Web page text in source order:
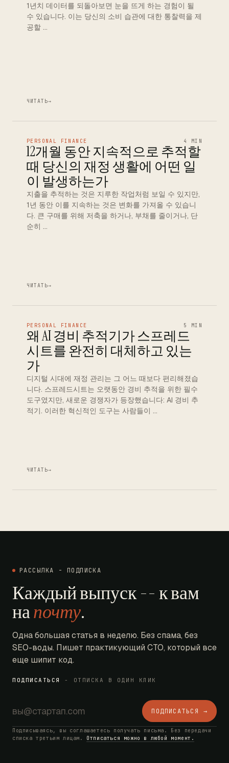
1년치 데이터를 되돌아보면 눈을 뜨게 하는 경험이 될
수 있습니다. 이는 당신의 소비 습관에 대한 통찰력을 제
공할 …
ЧИТАТЬ→
PERSONAL FINANCE 4 MIN
12개월 동안 지속적으로 추적할
때 당신의 재정 생활에 어떤 일
이 발생하는가
지출을 추적하는 것은 지루한 작업처럼 보일 수 있지만,
1년 동안 이를 지속하는 것은 변화를 가져올 수 있습니
다. 큰 구매를 위해 저축을 하거나, 부채를 줄이거나, 단
순히 …
ЧИТАТЬ→
PERSONAL FINANCE 5 MIN
왜 AI 경비 추적기가 스프레드
시트를 완전히 대체하고 있는
가
디지털 시대에 재정 관리는 그 어느 때보다 편리해졌습
니다. 스프레드시트는 오랫동안 경비 추적을 위한 필수
도구였지만, 새로운 경쟁자가 등장했습니다: AI 경비 추
적기. 이러한 혁신적인 도구는 사람들이 …
ЧИТАТЬ→
РАССЫЛКА - ПОДПИСКА
Каждый выпуск -- к вам
напочту.
Одна большая статья в неделю. Без спама, без
SEO-воды. Пишет практикующий CTO, который все
еще шипит код.
ПОДПИСАТЬСЯ - ОТПИСКА В ОДИН КЛИК
ПОДПИСАТЬСЯ →
Подписываясь, вы соглашаетесь получать письма. Без передачи
списка третьим лицам. Отписаться можно в любой момент.